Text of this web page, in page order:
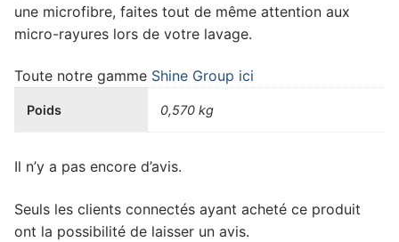
une microfibre, faites tout de même attention aux
micro-rayures lors de votre lavage.
Toute notre gamme Shine Group ici
Poids 0,570 kg
Il n’y a pas encore d’avis.
Seuls les clients connectés ayant acheté ce produit
ont la possibilité de laisser un avis.